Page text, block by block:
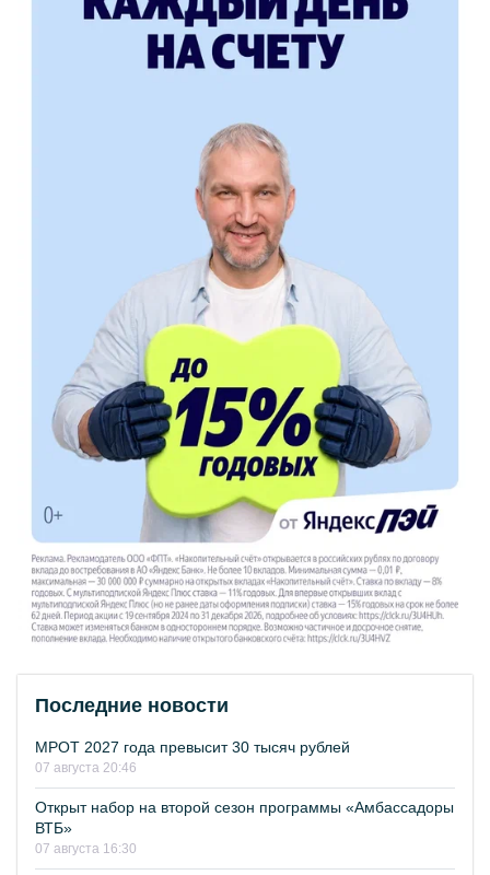
Последние новости
МРОТ 2027 года превысит 30 тысяч рублей
07 августа 20:46
Открыт набор на второй сезон программы «Амбассадоры
ВТБ»
07 августа 16:30